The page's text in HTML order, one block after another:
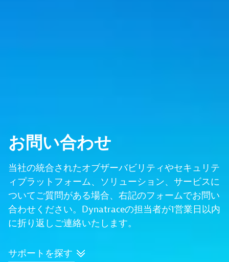
お問い合わせ
当社の統合されたオブザーバビリティやセキュリテ
ィプラットフォーム、ソリューション、サービスに
ついてご質問がある場合、右記のフォームでお問い
合わせください。Dynatraceの担当者が1営業日以内
に折り返しご連絡いたします。
サポートを探す